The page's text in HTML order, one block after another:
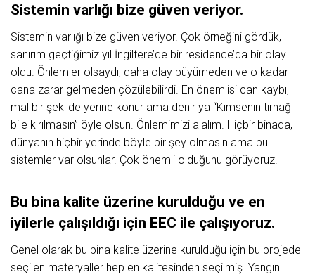
Sistemin varlığı bize güven veriyor.
Sistemin varlığı bize güven veriyor. Çok örneğini gördük,
sanırım geçtiğimiz yıl İngiltere’de bir residence’da bir olay
oldu. Önlemler olsaydı, daha olay büyümeden ve o kadar
cana zarar gelmeden çözülebilirdi. En önemlisi can kaybı,
mal bir şekilde yerine konur ama denir ya “Kimsenin tırnağı
bile kırılmasın” öyle olsun. Önlemimizi alalım. Hiçbir binada,
dünyanın hiçbir yerinde böyle bir şey olmasın ama bu
sistemler var olsunlar. Çok önemli olduğunu görüyoruz.
Bu bina kalite üzerine kurulduğu ve en
iyilerle çalışıldığı için EEC ile çalışıyoruz.
Genel olarak bu bina kalite üzerine kurulduğu için bu projede
seçilen materyaller hep en kalitesinden seçilmiş. Yangın